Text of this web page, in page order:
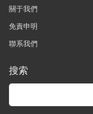
關于我們
免責申明
聯系我們
搜索